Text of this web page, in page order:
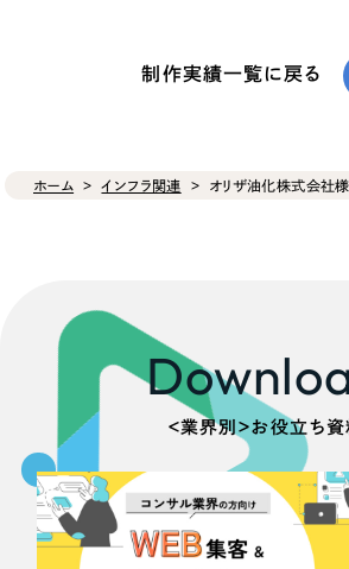
制作実績一覧に戻る
ホーム インフラ関連 オリザ油化株式会社様
＜業界別＞お役立ち資